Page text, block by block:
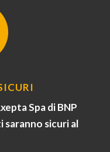
Spa di BNP
saranno sicuri al